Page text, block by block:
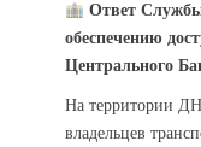
Ответ
обеспечению
Центрального
На территории
владельцев